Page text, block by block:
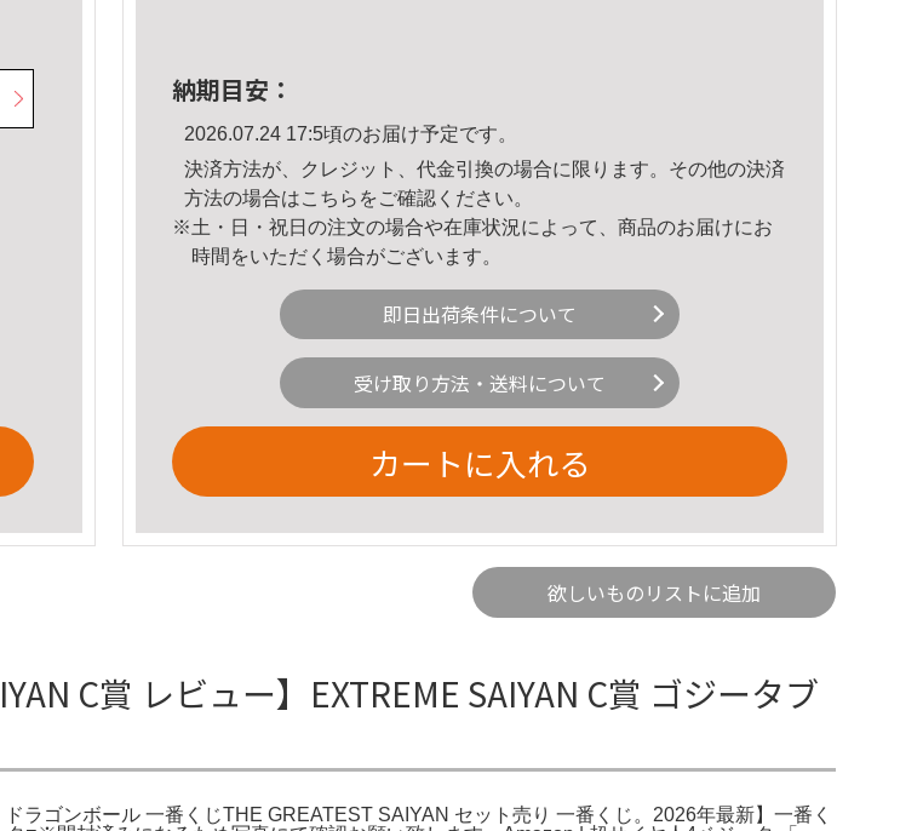
納期目安：
2026.07.24 17:5頃のお届け予定です。
決済方法が、クレジット、代金引換の場合に限ります。その他の決済
方法の場合はこちら をご確認ください。
※土・日・祝日の注文の場合や在庫状況によって、商品のお届けにお
時間をいただく場合がございます。
即日出荷条件について
受け取り方法・送料について
カートに入れる
欲しいものリストに追加
C賞 レビュー】EXTREME SAIYAN C賞 ゴジータブ
ラゴンボール 一番くじTHE GREATEST SAIYAN セット売り 一番くじ。2026年最新】一番く